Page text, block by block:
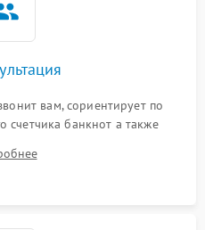
1000 ₽
1000 ₽
вам, сориентирует по
счетчика банкнот а также